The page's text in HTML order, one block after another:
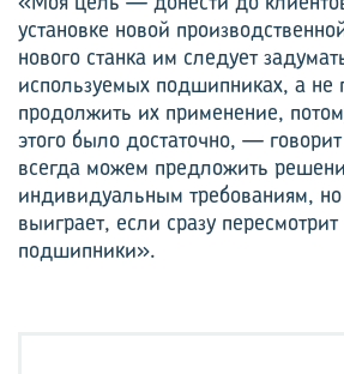
установке новой
нового станка им следует
используемых подшипниках, а не
продолжить их применение,
этого было достаточно, —
всегда можем предложить
индивидуальным требованиям, но
выиграет, если сразу
подшипники».